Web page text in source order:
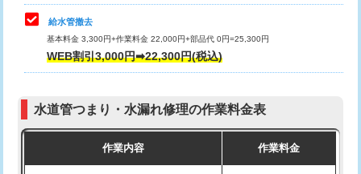
マス交換（深さ50㎝以上）
コンクリート斫り（厚さ10㎝まで）
モルタル補修（厚さ10㎝超え） 38,500円
その他部品の脱着
交換・取付（タンク）
式）)
式・ワンホール）)
給水管撤去
基本料金 3,300円+作業料金 22,000円+部品代 0円=25,300円
WEB割引3,000円➡22,300円(税込)
水道管つまり・水漏れ修理の作業料金表
作業内容 作業料金